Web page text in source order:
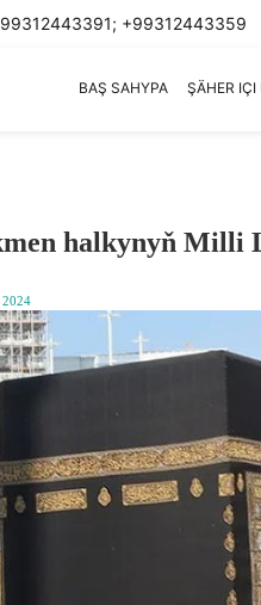
+99312443359
BAŞ SAHYPA ŞÄHER IÇI
halkynyň Milli
2024